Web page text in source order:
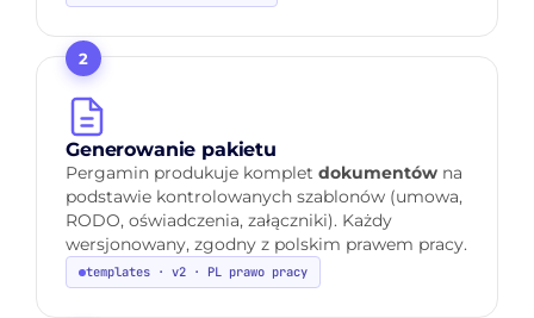
2
Generowanie pakietu
Pergamin produkuje komplet dokumentów na
podstawie kontrolowanych szablonów (umowa,
RODO, oświadczenia, załączniki). Każdy
wersjonowany, zgodny z polskim prawem pracy.
templates · v2 · PL prawo pracy